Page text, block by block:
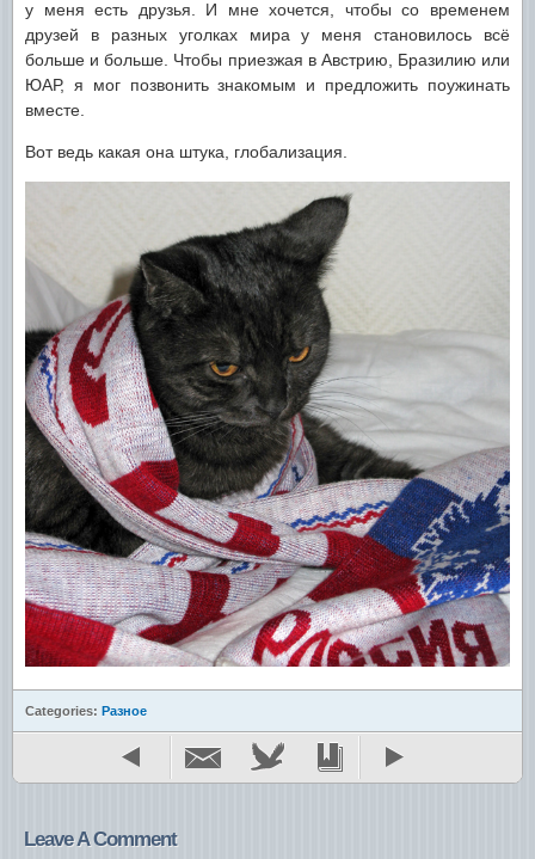
у меня есть друзья. И мне хочется, чтобы со временем
друзей в разных уголках мира у меня становилось всё
больше и больше. Чтобы приезжая в Австрию, Бразилию или
ЮАР, я мог позвонить знакомым и предложить поужинать
вместе.
Вот ведь какая она штука, глобализация.
Categories: Разное
Leave A Comment